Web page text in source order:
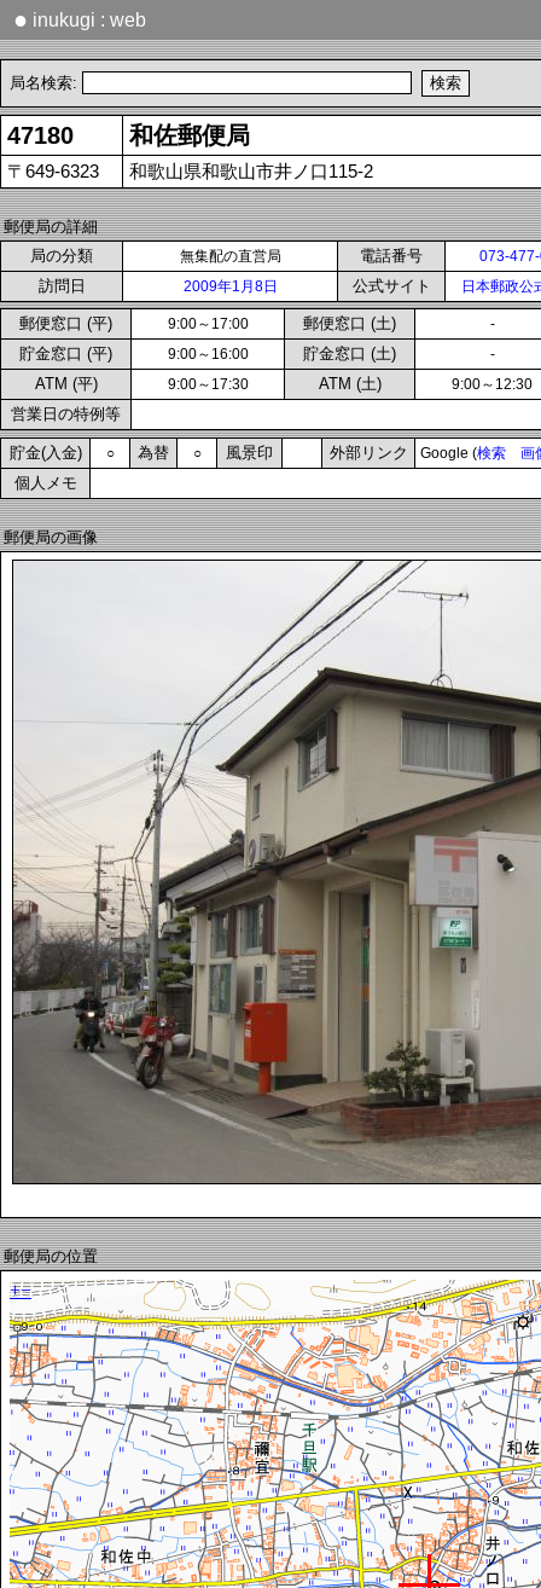
● inukugi : web
局名検索:
47180 和佐郵便局
〒649-6323 和歌山県和歌山市井ノ口115-2
郵便局の詳細
局の分類
無集配の直営局 電話番号 073-
訪問日 2009年1月8日 公式サイト 日本郵政公
郵便窓口 (平) 9:00～17:00 郵便窓口 (土) -
貯金窓口 (平) 9:00～16:00 貯金窓口 (土) -
ATM (平) 9:00～17:30 ATM (土) 9:00～12:30
営業日の特例等
貯金(入金) ○ 為替 ○ 風景印 外部リンク Google (検索 画
個人メモ
郵便局の画像
郵便局の位置